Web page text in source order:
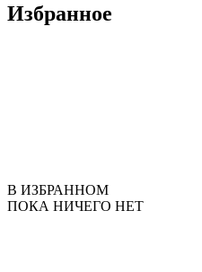
Избранное
В ИЗБРАННОМ
ПОКА НИЧЕГО НЕТ